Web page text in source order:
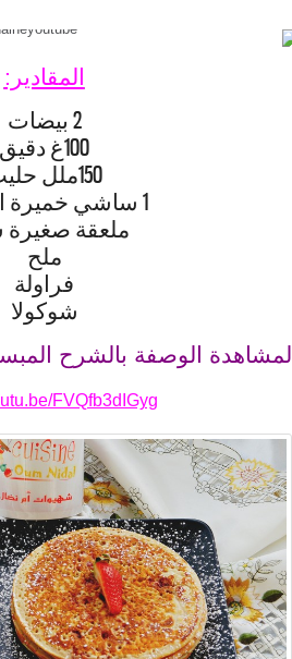
المقادير:
2 بيضات
100غ دقيق
150ملل حليب
1 ساشي خميرة الحلوى
ملعقة صغيرة
ملح
فراولة
شوكولا
لمشاهدة الوصفة بالشرح
FVQfb3dIGyg